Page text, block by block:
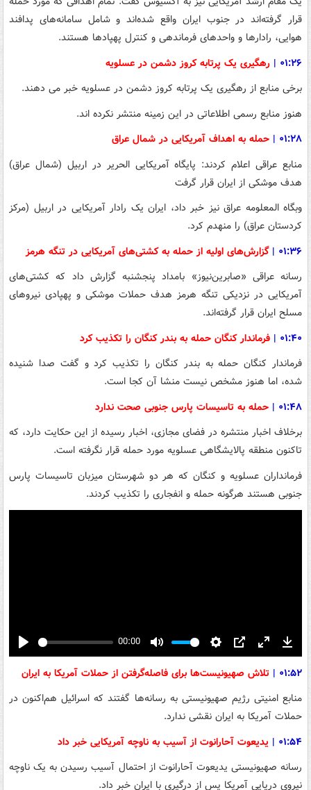
قرار گرفته‌اند در جنوب ایران واقع شده‌اند و شامل سامانه‌های پدافند
هوایی، رادارها و واحدهای فرماندهی و کنترل پهپادها هستند.
۰۱:۲۶ |
رهگیری یک پرتابه کروز دشمن در عسلویه
برخی منابع از رهگیری یک پرتابه کروز دشمن در عسلویه خبر می دهند.
هنوز منابع رسمی اطلاعاتی در این زمینه منتشر نکرده اند.
۰۱:۲۸ | حمله به اهداف آمریکایی در شمال عراق
منابع عراقی اعلام کردند: پایگاه آمریکایی الحریر در اربیل (شمال عراق)
هدف موشکی از ایران قرار گرفت
وبگاه المعلومه عراق نیز خبر داد، ایران یک رادار آمریکایی در اربیل (مرکز
کردستان عراق) را منهدم کرد.
۰۱:۳۶ |گزارش‌های اولیه از حمله به کشتی‌های آمریکایی در تنگه هرمز
رسانه عراقی «صابرین‌نیوز» بامداد پنجشنبه گزارش داد که کشتی‌های
آمریکایی در نزدیکی تنگه هرمز هدف حملات موشکی و پهپادی نیروهای
مسلح ایران قرار گرفته‌اند.
۰۱:۴۰ | فرماندار کنگان حمله به بندر کنگان را تکذیب کرد
فرماندار کنگان حمله به بندر کنگان را تکذیب کرد و گفت صدا شنیده
شده، اما هنوز مشخص نیست منشا آن کجا است.
۰۱:۴۸ |
حمله به تاسیسات پارس جنوبی صحت ندارد
برخلاف اخبار منتشره در فضای مجازی، اخبار رسیده از این حکایت دارد، که
تاکنون منطقه پالایشگاهی عسلویه مورد حمله قرار نگرفته است.
فرمانداران عسلویه و کنگان که هر دو شهرستان میزبان تاسیسات پارس
جنوبی هستند هرگونه حمله و انفجاری را تکذیب کردند.
Play
00:00
Mute Settings
PIP Enter
fullscreen
۰۱:۵۲ | تلاش صهیونیست‌ها برای فاصله‌گرفتن از حملات آمریکا به ایران
منابع امنیتی رژیم صهیونیستی به رسانه‌ها گفتند که اسرائیل هم‌اکنون در
حملات آمریکا به ایران نقشی ندارد.
۰۱:۵۴ | یدیعوت آحارانوت از آسیب به ناوچه آمریکایی خبر داد
رسانه صهیونیستی یدیعوت آحارانوت از احتمال آسیب رسیدن به یک ناوچه
نیروی دریایی آمریکا پس از درگیری با ایران خبر داد.